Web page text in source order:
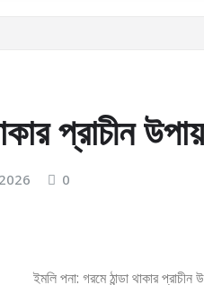
প্রাচীন উপায়
0